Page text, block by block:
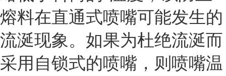
熔料在直通式喷嘴可能发生的
流涎现象。如果为杜绝流涎而
采用自锁式的喷嘴，则喷嘴温